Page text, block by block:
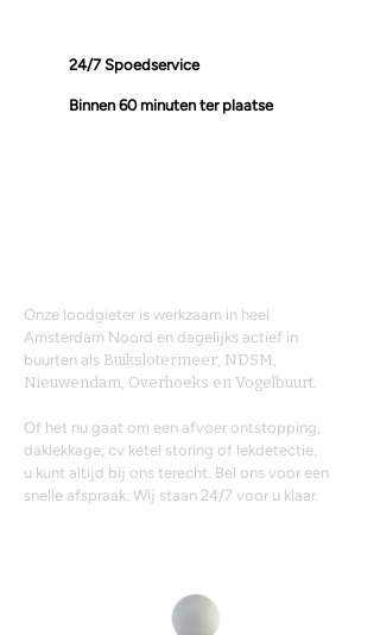
24/7 Spoedservice
Binnen 60 minuten ter plaatse
Onze loodgieter is werkzaam in heel
Amsterdam Noord en dagelijks actief in
buurten als Buikslotermeer, NDSM,
Nieuwendam, Overhoeks en Vogelbuurt.
Of het nu gaat om een afvoer ontstopping,
daklekkage, cv ketel storing of lekdetectie,
u kunt altijd bij ons terecht. Bel ons voor een
snelle afspraak. Wij staan 24/7 voor u klaar.